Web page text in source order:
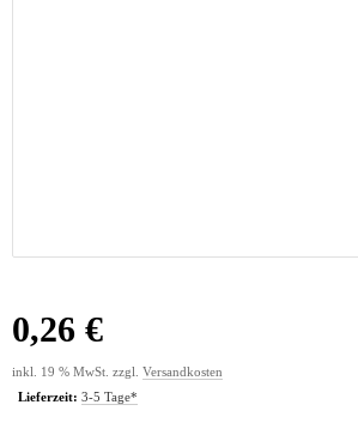
0,26 €
inkl. 19 % MwSt. zzgl. Versandkosten
Lieferzeit: 3-5 Tage*